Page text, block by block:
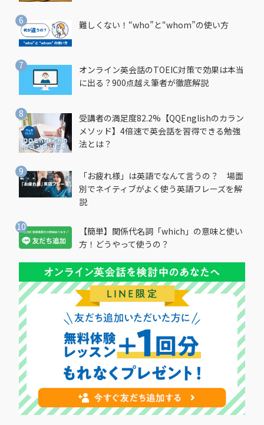
難しくない！“who”と“whom”の使い方
オンライン英会話のTOEIC対策で効果は本当
に出る？900点越え筆者が徹底解説
受講者の満足度82.2%【QQEnglishのカラン
メソッド】4倍速で英会話を習得できる勉強
法とは？
「お疲れ様」は英語でなんて言うの？ 場面
別でネイティブがよく使う英語フレーズを解
説
【簡単】関係代名詞「which」の意味と使い
方！どうやって使うの？